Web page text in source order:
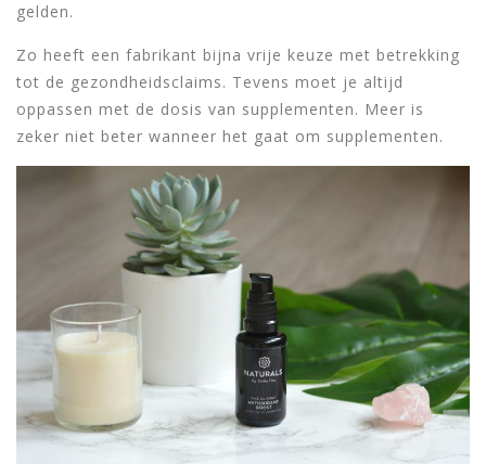
gelden.
Zo heeft een fabrikant bijna vrije keuze met betrekking
tot de gezondheidsclaims. Tevens moet je altijd
oppassen met de dosis van supplementen. Meer is
zeker niet beter wanneer het gaat om supplementen.